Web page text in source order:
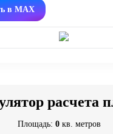
в MAX
расчета
Площадь: 0 кв. метров